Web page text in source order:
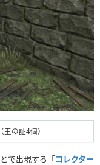
の証4個）
で出現する「コレクター